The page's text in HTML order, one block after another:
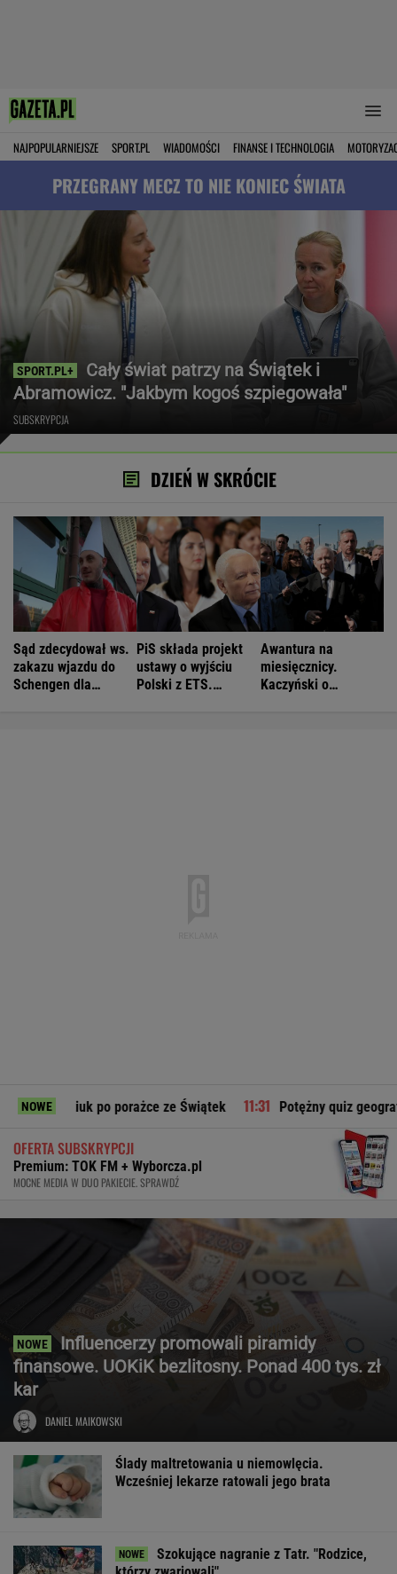
NAJPOPULARNIEJSZE SPORT.PL WIADOMOŚCI FINANSE I TECHNOLOGIA
PRZEGRANY MECZ TO NIE KONIEC ŚWIATA
Cały świat patrzy na Świątek i
Abramowicz. "Jakbym kogoś szpiegowała"
SUBSKRYPCJA
DZIEŃ W SKRÓCIE
Sąd zdecydował ws.
zakazu wjazdu do
Schengen dla
PiS składa projekt
ustawy o wyjściu
Polski z ETS.
Awantura na
miesięcznicy.
Kaczyński o
NOWE
po porażce ze Świątek Potężny quiz geograficzny dla
OFERTA SUBSKRYPCJI
Premium: TOK FM + Wyborcza.pl
MOCNE MEDIA W DUO PAKIECIE. SPRAWDŹ
Influencerzy promowali piramidy
finansowe. UOKiK bezlitosny. Ponad 400 tys. zł
kar
DANIEL MAIKOWSKI
Ślady maltretowania u niemowlęcia.
Wcześniej lekarze ratowali jego brata
Szokujące nagranie z Tatr. "Rodzice,